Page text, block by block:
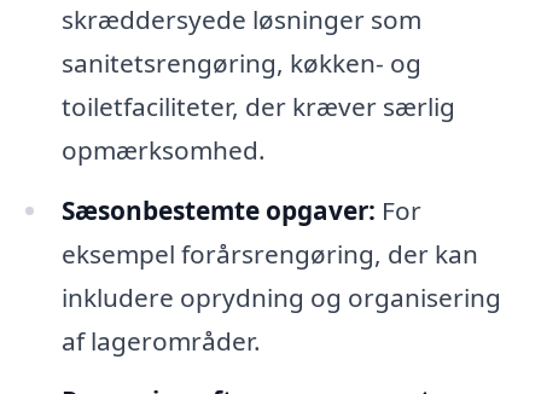
skræddersyede løsninger som
sanitetsrengøring, køkken- og
toiletfaciliteter, der kræver særlig
opmærksomhed.
Sæsonbestemte opgaver: For
eksempel forårsrengøring, der kan
inkludere oprydning og organisering
af lagerområder.